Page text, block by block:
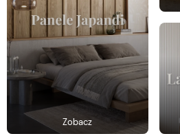
Zobacz